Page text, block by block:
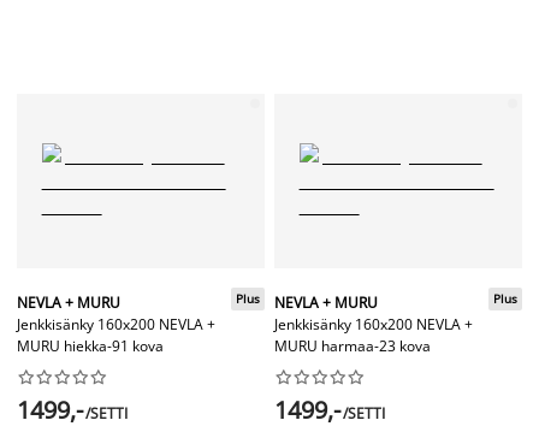
NEVLA + MURU
Jenkkisänky 160x200 NEVLA +
MURU hiekka-91 kova
Plus






1499,-/SETTI
NEVLA + MURU
Jenkkisänky 160x200 NEVLA +
MURU harmaa-23 kova
Plus






1499,-/SETTI